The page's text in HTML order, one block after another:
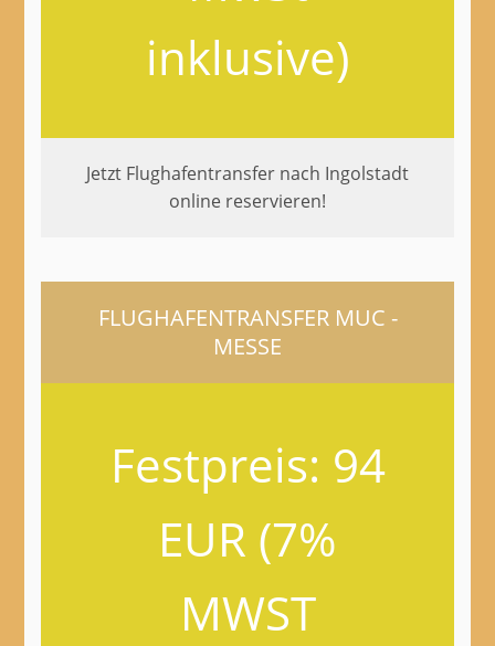
inklusive)
Jetzt Flughafentransfer nach Ingolstadt
online reservieren!
FLUGHAFENTRANSFER MUC -
MESSE
Festpreis: 94
EUR (7%
MWST